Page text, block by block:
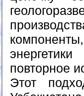
повторное
Этот